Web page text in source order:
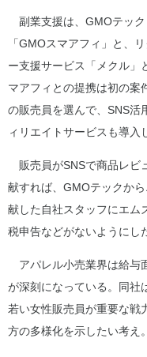
副業支援は、GMOテック
「GMOスマアフィ」と、
ー支援サービス「メクル」
マアフィとの提携は初の案
の販売員を選んで、SNS活
ィリエイトサービスも導入
販売員がSNSで商品レビ
献すれば、GMOテックか
献した自社スタッフにエム
税申告などがないようにし
アパレル小売業界は給与
が深刻になっている。同社
若い女性販売員が重要な戦
方の多様化を示したい考え。